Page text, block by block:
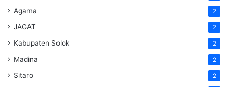
Agama 2
JAGAT 2
Kabupaten Solok 2
Madina 2
Sitaro 2